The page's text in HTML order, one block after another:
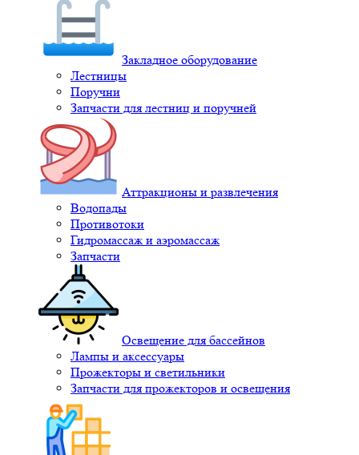
Закладное оборудование
Лестницы
Поручни
Запчасти для лестниц и поручней
Аттракционы и развлечения
Водопады
Противотоки
Гидромассаж и аэромассаж
Запчасти
Освещение для бассейнов
Лампы и аксессуары
Прожекторы и светильники
Запчасти для прожекторов и освещения